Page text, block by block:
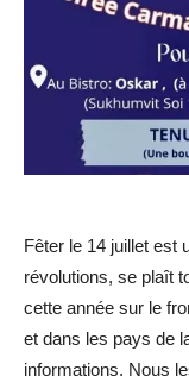
Fêter le 14 juillet est
révolutions, se plaît
cette année sur le
et dans les pays de
informations. Nous